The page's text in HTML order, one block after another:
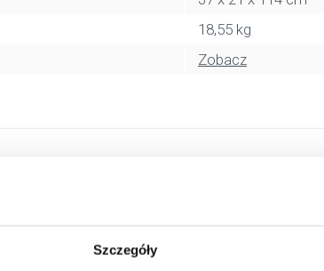
Szczegóły
18,55 kg
Zobacz